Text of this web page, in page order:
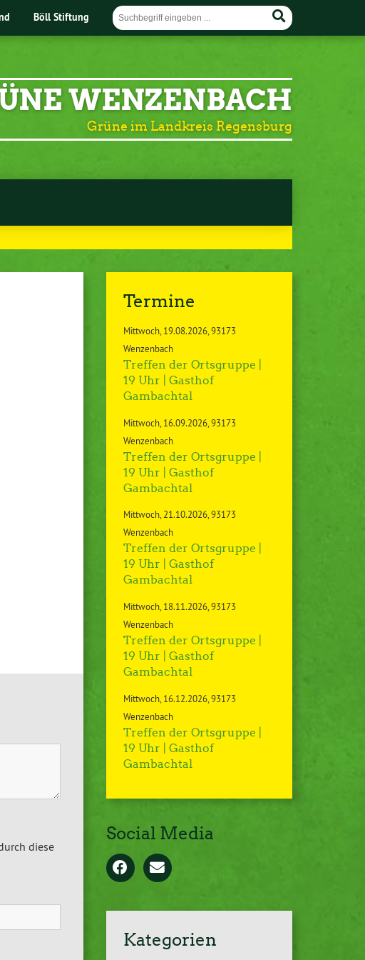
Böll Stiftung
WENZENBACH
Grüne im Landkreis Regensburg
diese
Termine
Mittwoch 19.08.2026 93173
Wenzenbach
Treffen der Ortsgruppe |
19 Uhr | Gasthof
Gambachtal
Mittwoch 16.09.2026 93173
Wenzenbach
Treffen der Ortsgruppe |
19 Uhr | Gasthof
Gambachtal
Mittwoch 21.10.2026 93173
Wenzenbach
Treffen der Ortsgruppe |
19 Uhr | Gasthof
Gambachtal
Mittwoch 18.11.2026 93173
Wenzenbach
Treffen der Ortsgruppe |
19 Uhr | Gasthof
Gambachtal
Mittwoch 16.12.2026 93173
Wenzenbach
Treffen der Ortsgruppe |
19 Uhr | Gasthof
Gambachtal
Social Media
Kategorien